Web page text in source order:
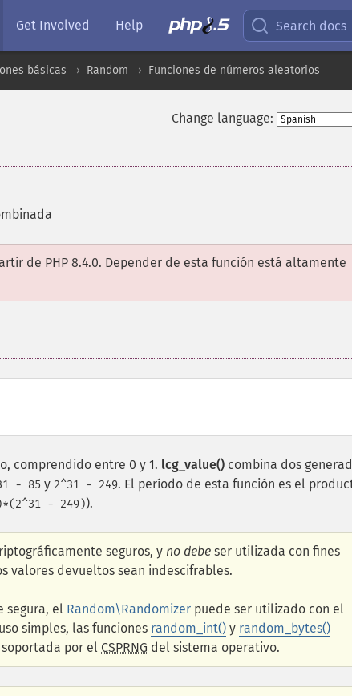
Get Involved Help Search docs
básicas Random Funciones de números aleatorios
Change language:
de PHP 8.4.0. Depender de esta función está altamente
comprendido entre 0 y 1. lcg_value() combina dos
- 85 y 2^31 - 249. El período de esta función es el
- 249)).
seguros, y no debe ser utilizada con fines
valores devueltos sean indescifrables.
segura, el Random\Randomizer puede ser utilizado con el
simples, las funciones random_int() y random_bytes()
por el CSPRNG del sistema operativo.